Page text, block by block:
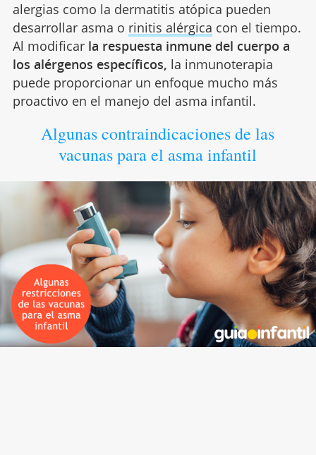
alergias como la dermatitis atópica pueden
desarrollar asma o rinitis alérgica con el tiempo.
Al modificar la respuesta inmune del cuerpo a
los alérgenos específicos, la inmunoterapia
puede proporcionar un enfoque mucho más
proactivo en el manejo del asma infantil.
Algunas contraindicaciones de las
vacunas para el asma infantil